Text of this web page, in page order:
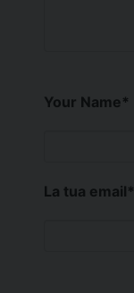
Your Name*
La tua email*